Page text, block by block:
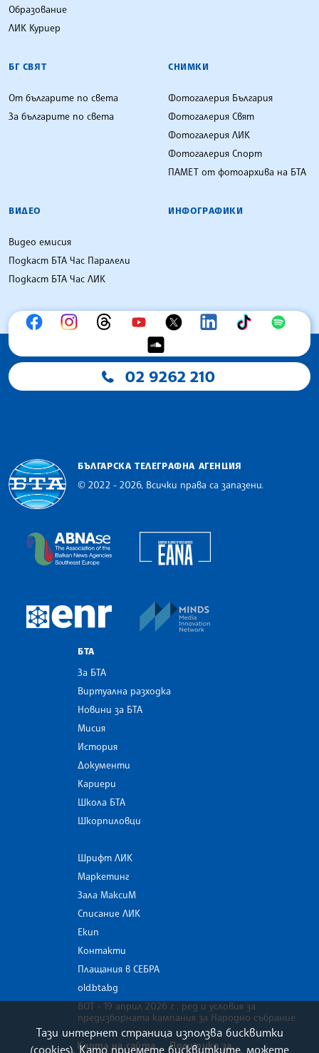
Образование
ЛИК Куриер
БГ СВЯТ
От българите по света
За българите по света
СНИМКИ
Фотогалерия България
Фотогалерия Свят
Фотогалерия ЛИК
Фотогалерия Спорт
ПАМЕТ от фотоархива на БТА
ВИДЕО
Видео емисия
Подкаст БТА Час Паралели
Подкаст БТА Час ЛИК
ИНФОГРАФИКИ
02 9262 210
БЪЛГАРСКА ТЕЛЕГРАФНА АГЕНЦИЯ
© 2022 - 2026, Всички права са запазени.
The Assocoation of the Balkan News Agencies
European Newsroom
БТА
За БТА
Виртуална разходка
Новини за БТА
Мисия
История
Документи
Кариери
Школа БТА
Шкорпиловци
Шрифт ЛИК
Маркетинг
Зала МаксиМ
Списание ЛИК
Екип
Контакти
Плащания в СЕБРА
old.bta.bg
ВОТ - 19 април 2026 г . ред и условия за
предизборната кампания за Народно събрание
Карта на сайта Политика за
Тази интернет страница използва бисквитки
(cookies). Като приемете бисквитките, можете